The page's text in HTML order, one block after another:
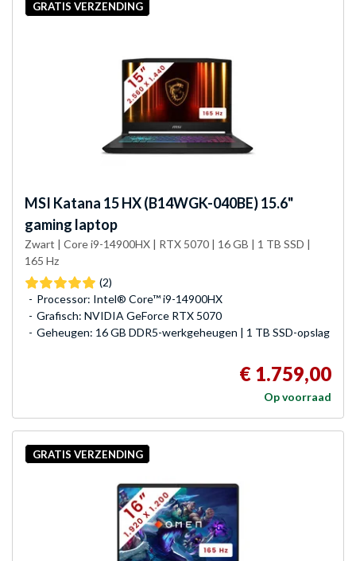
GRATIS VERZENDING
MSI Katana 15 HX (B14WGK-040BE) 15.6"
gaming laptop
Zwart | Core i9-14900HX | RTX 5070 | 16 GB | 1 TB SSD |
165 Hz
(2)
Processor: Intel® Core™ i9-14900HX
Grafisch: NVIDIA GeForce RTX 5070
Geheugen: 16 GB DDR5-werkgeheugen | 1 TB SSD-opslag
€ 1.759,00
Op voorraad
GRATIS VERZENDING